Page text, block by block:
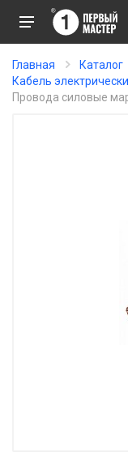
Главная Каталог
Кабель
Провода силовые